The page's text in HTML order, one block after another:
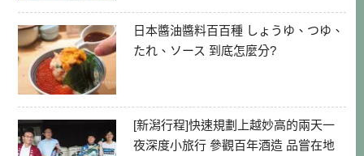
日本醬油醬料百百種 しょうゆ、つゆ、
たれ、ソース 到底怎麼分?
[新潟行程]快速規劃上越妙高的兩天一
夜深度小旅行 參觀百年酒造 品嘗在地